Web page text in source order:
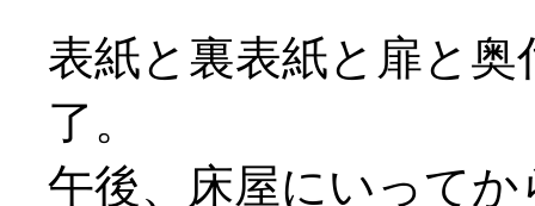
表紙と裏表紙と扉と
了。
午後、床屋にいって